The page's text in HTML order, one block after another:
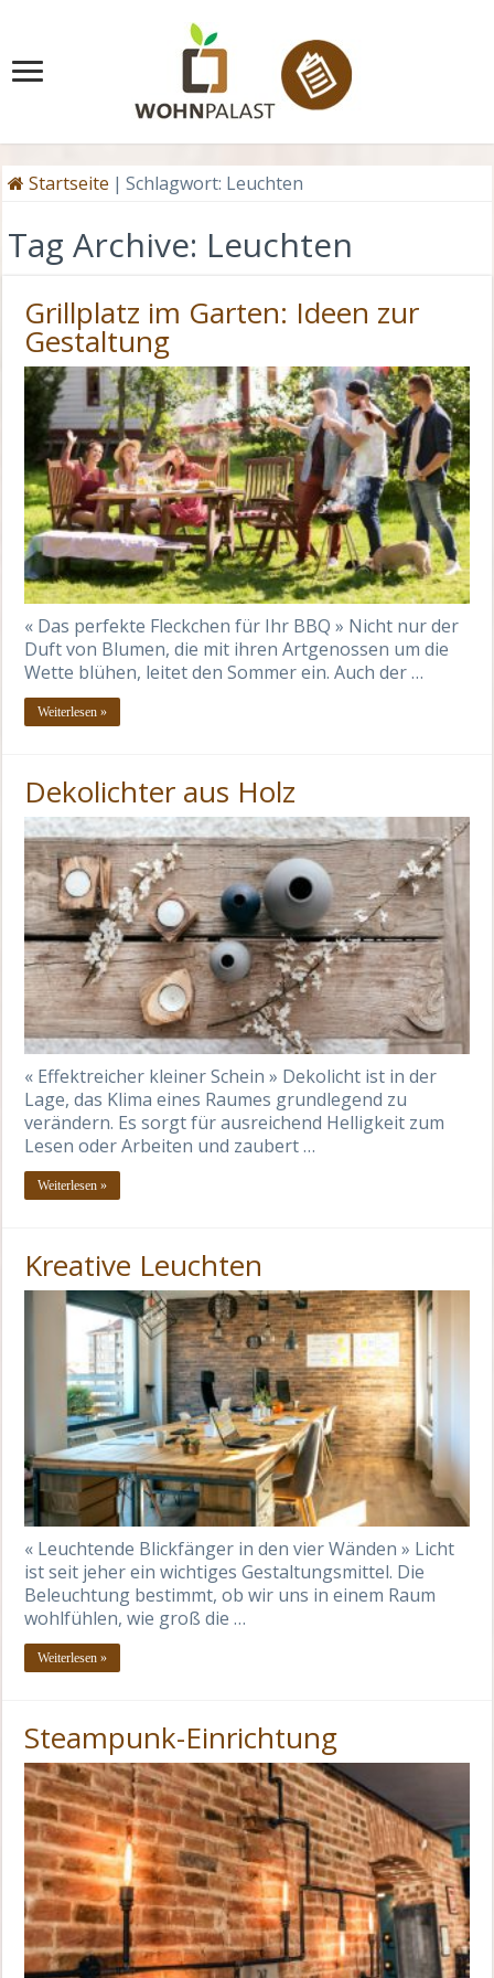
Startseite | Schlagwort: Leuchten
Tag Archive: Leuchten
Grillplatz im Garten: Ideen zur
Gestaltung
« Das perfekte Fleckchen für Ihr BBQ » Nicht nur der
Duft von Blumen, die mit ihren Artgenossen um die
Wette blühen, leitet den Sommer ein. Auch der …
Weiterlesen »
Dekolichter aus Holz
« Effektreicher kleiner Schein » Dekolicht ist in der
Lage, das Klima eines Raumes grundlegend zu
verändern. Es sorgt für ausreichend Helligkeit zum
Lesen oder Arbeiten und zaubert …
Weiterlesen »
Kreative Leuchten
« Leuchtende Blickfänger in den vier Wänden » Licht
ist seit jeher ein wichtiges Gestaltungsmittel. Die
Beleuchtung bestimmt, ob wir uns in einem Raum
wohlfühlen, wie groß die …
Weiterlesen »
Steampunk-Einrichtung